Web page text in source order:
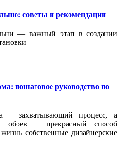
советы и рекомендации
— важный этап в создании
пошаговое руководство по
– захватывающий процесс, а
обоев – прекрасный способ
собственные дизайнерские